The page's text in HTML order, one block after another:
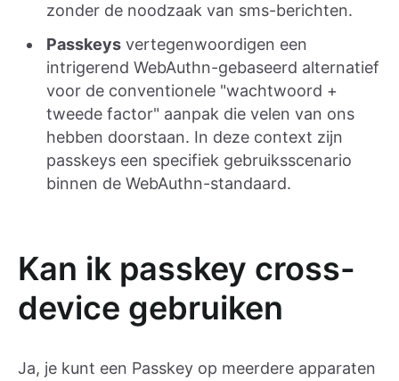
zonder de noodzaak van sms-berichten.
Passkeys vertegenwoordigen een
intrigerend WebAuthn-gebaseerd alternatief
voor de conventionele "wachtwoord +
tweede factor" aanpak die velen van ons
hebben doorstaan. In deze context zijn
passkeys een specifiek gebruiksscenario
binnen de WebAuthn-standaard.
Kan ik passkey cross-
device gebruiken
Ja, je kunt een Passkey op meerdere apparaten